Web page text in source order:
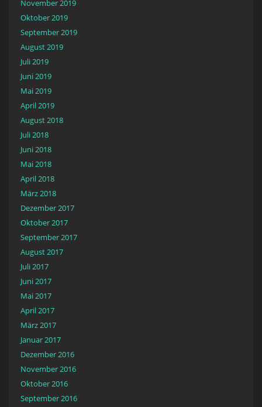
November 2019
Oktober 2019
September 2019
August 2019
Juli 2019
Juni 2019
Mai 2019
April 2019
August 2018
Juli 2018
Juni 2018
Mai 2018
April 2018
März 2018
Dezember 2017
Oktober 2017
September 2017
August 2017
Juli 2017
Juni 2017
Mai 2017
April 2017
März 2017
Januar 2017
Dezember 2016
November 2016
Oktober 2016
September 2016